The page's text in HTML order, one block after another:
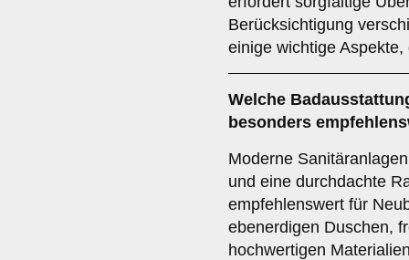
Berücksichtigung
einige wichtige
Welche
besonders
Moderne
und eine durchdachte
empfehlenswert für
ebenerdigen Duschen,
hochwertigen